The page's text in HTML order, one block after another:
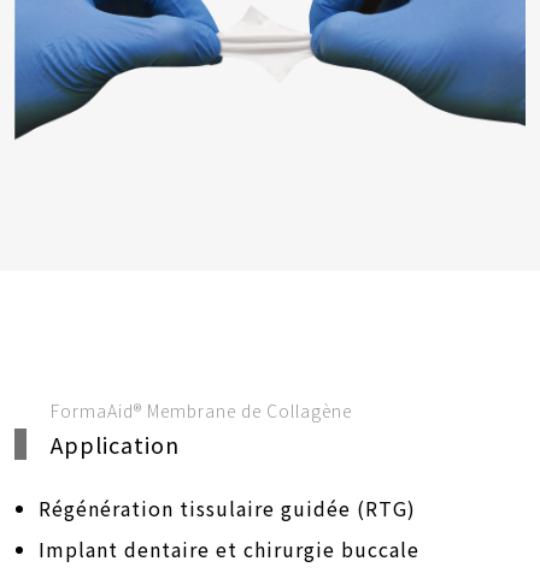
FormaAid® Membrane de Collagène
Application
Régénération tissulaire guidée (RTG)
Implant dentaire et chirurgie buccale